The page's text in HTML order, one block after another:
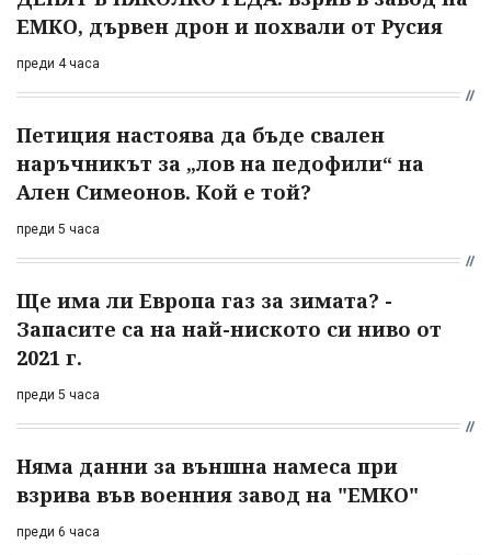
ЕМКО, дървен дрон и похвали от Русия
преди 4 часа
Петиция настоява да бъде свален
наръчникът за „лов на педофили“ на
Ален Симеонов. Кой е той?
преди 5 часа
Ще има ли Европа газ за зимата? -
Запасите са на най-ниското си ниво от
2021 г.
преди 5 часа
Няма данни за външна намеса при
взрива във военния завод на "ЕМКО"
преди 6 часа